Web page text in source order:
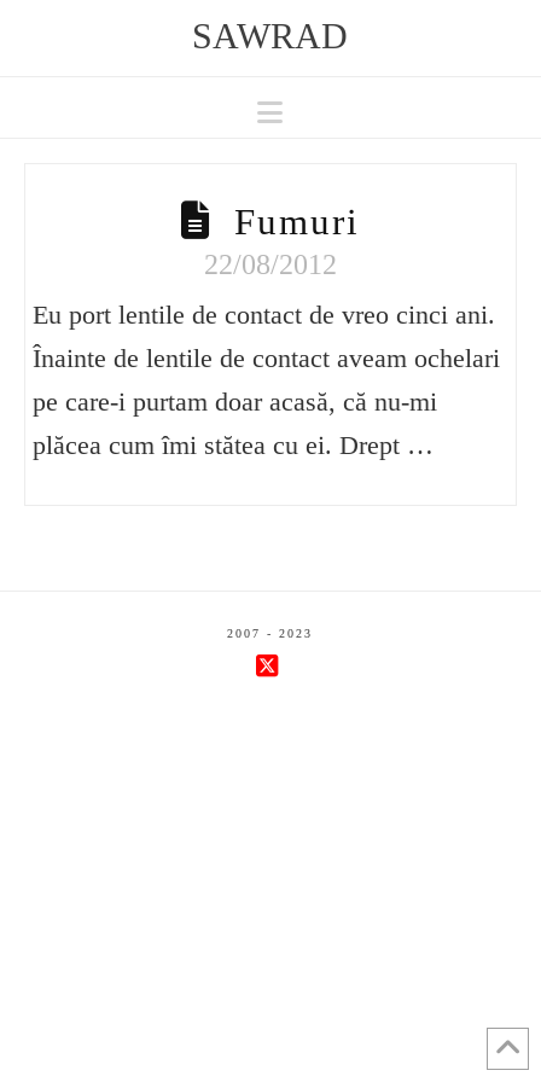
SAWRAD
Navigation
Fumuri
22/08/2012
Eu port lentile de contact de vreo cinci ani.
Înainte de lentile de contact aveam ochelari
pe care-i purtam doar acasă, că nu-mi
plăcea cum îmi stătea cu ei. Drept …
2007 - 2023